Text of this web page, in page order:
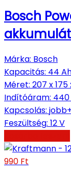
Bosch
Márka: Bosch
Kapacitás: 44
Méret: 207 x
Indítóáram: 440
Kapcsolás: jobb+
Feszültség: 12 V
990 Ft